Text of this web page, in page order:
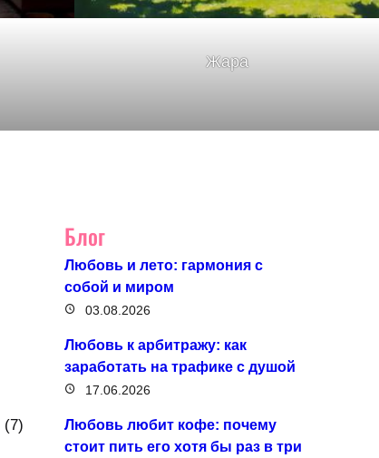
Жара
(7)
Блог
Любовь и лето: гармония с
собой и миром
03.08.2026
Любовь к арбитражу: как
заработать на трафике с душой
17.06.2026
Любовь любит кофе: почему
стоит пить его хотя бы раз в три